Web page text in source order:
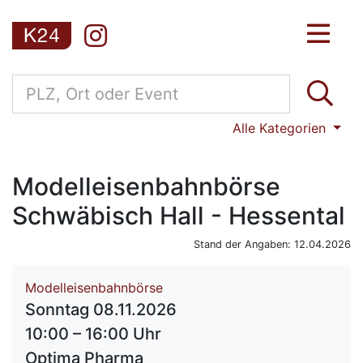
Alle Kategorien
Modelleisenbahnbörse
Schwäbisch Hall - Hessental
Stand der Angaben: 12.04.2026
Modelleisenbahnbörse
Sonntag 08.11.2026
10:00 – 16:00 Uhr
Optima Pharma